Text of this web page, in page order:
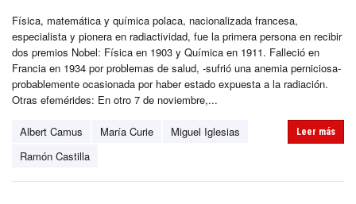
Física, matemática y química polaca, nacionalizada francesa,
especialista y pionera en radiactividad, fue la primera persona en recibir
dos premios Nobel: Física en 1903 y Química en 1911. Falleció en
Francia en 1934 por problemas de salud, -sufrió una anemia perniciosa-
probablemente ocasionada por haber estado expuesta a la radiación.
Otras efemérides: En otro 7 de noviembre,...
Albert Camus María Curie
Miguel Iglesias
Ramón Castilla
Leer más